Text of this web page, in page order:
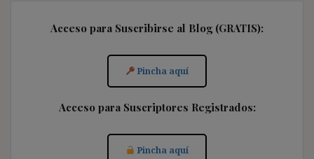
Acceso para Suscribirse al Blog (GRATIS):
Pincha aquí
Acceso para Suscriptores Registrados:
Pincha aquí